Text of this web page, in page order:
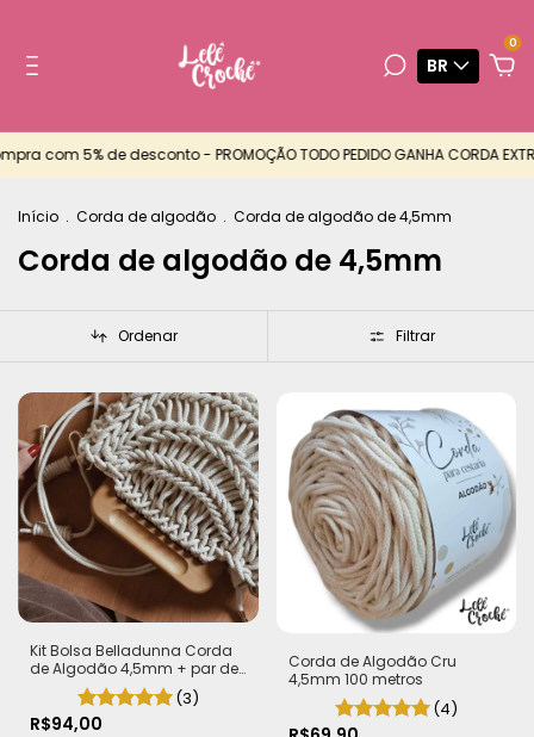
BR
0
com 5% de desconto - PROMOÇÃO TODO PEDIDO GANHA CORDA
Início . Corda de algodão . Corda de algodão de 4,5mm
Corda de algodão de 4,5mm
Ordenar Filtrar
Kit Bolsa Belladunna Corda
de Algodão 4,5mm + par de
Alça Teca com imã
(3)
R$94,00
Corda de Algodão Cru
4,5mm 100 metros
(4)